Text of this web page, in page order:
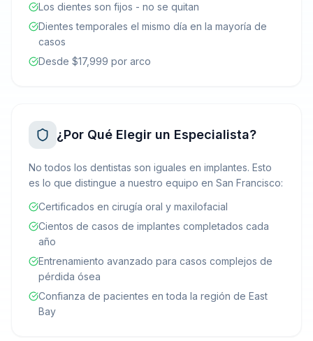
Los dientes son fijos - no se quitan
Dientes temporales el mismo día en la mayoría de
casos
Desde $17,999 por arco
¿Por Qué Elegir un Especialista?
No todos los dentistas son iguales en implantes. Esto
es lo que distingue a nuestro equipo en San Francisco:
Certificados en cirugía oral y maxilofacial
Cientos de casos de implantes completados cada
año
Entrenamiento avanzado para casos complejos de
pérdida ósea
Confianza de pacientes en toda la región de East
Bay